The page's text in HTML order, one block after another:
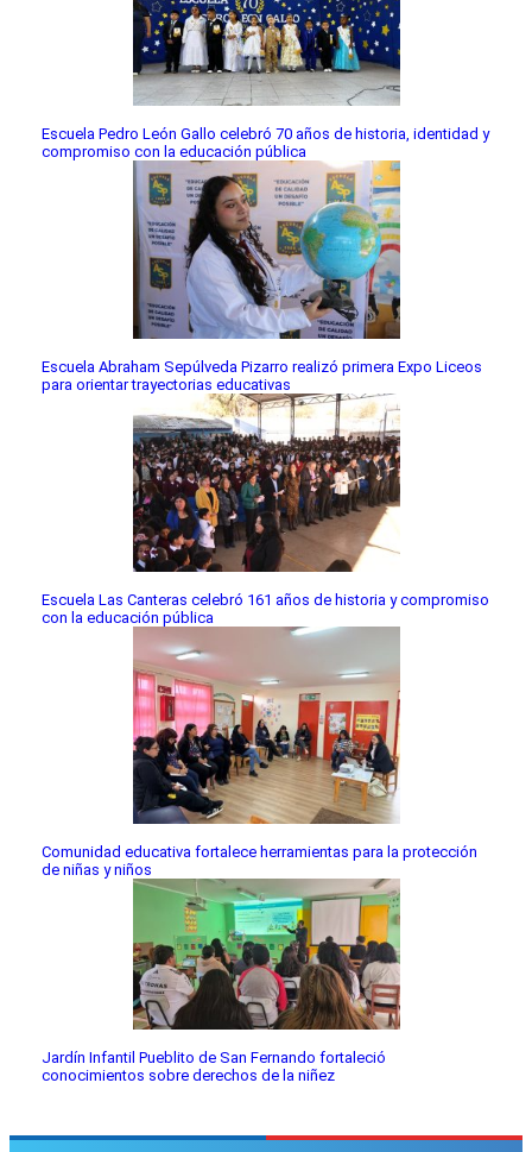
Escuela Pedro León Gallo celebró 70 años de historia, identidad y
compromiso con la educación pública
Escuela Abraham Sepúlveda Pizarro realizó primera Expo Liceos
para orientar trayectorias educativas
Escuela Las Canteras celebró 161 años de historia y compromiso
con la educación pública
Comunidad educativa fortalece herramientas para la protección
de niñas y niños
Jardín Infantil Pueblito de San Fernando fortaleció
conocimientos sobre derechos de la niñez